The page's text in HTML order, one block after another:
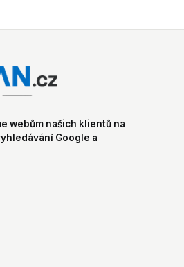
webům našich klientů na
Google a